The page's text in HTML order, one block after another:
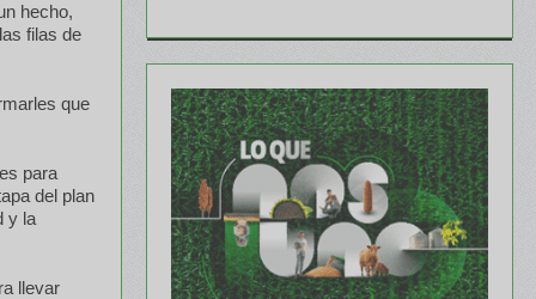
hecho,
filas de
que
para
del plan
y la
llevar